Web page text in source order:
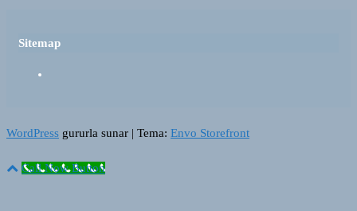
Sitemap
WordPress gururla sunar | Tema: Envo Storefront
Call Now Button